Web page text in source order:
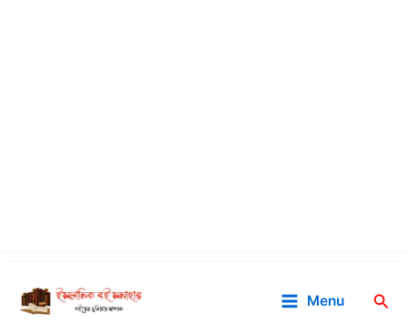
content
Menu